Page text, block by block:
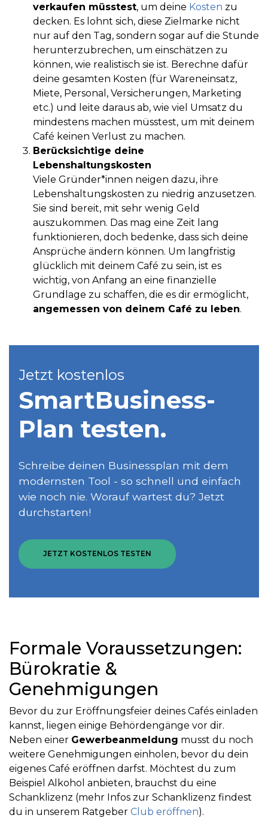
verkaufen müsstest, um deine Kosten zu
decken. Es lohnt sich, diese Zielmarke nicht
nur auf den Tag, sondern sogar auf die Stunde
herunterzubrechen, um einschätzen zu
können, wie realistisch sie ist. Berechne dafür
deine gesamten Kosten (für Wareneinsatz,
Miete, Personal, Versicherungen, Marketing
etc.) und leite daraus ab, wie viel Umsatz du
mindestens machen müsstest, um mit deinem
Café keinen Verlust zu machen.
Berücksichtige deine
Lebenshaltungskosten
Viele Gründer*innen neigen dazu, ihre
Lebenshaltungskosten zu niedrig anzusetzen.
Sie sind bereit, mit sehr wenig Geld
auszukommen. Das mag eine Zeit lang
funktionieren, doch bedenke, dass sich deine
Ansprüche ändern können. Um langfristig
glücklich mit deinem Café zu sein, ist es
wichtig, von Anfang an eine finanzielle
Grundlage zu schaffen, die es dir ermöglicht,
angemessen von deinem Café zu leben.
Jetzt kostenlos
SmartBusiness­
Plan testen.
Schreibe deinen Businessplan mit dem
modernsten Tool - so schnell und einfach
wie noch nie. Worauf wartest du? Jetzt
durchstarten!
JETZT KOSTENLOS TESTEN
Formale Voraussetzungen:
Bürokratie &
Genehmigungen
Bevor du zur Eröffnungsfeier deines Cafés einladen
kannst, liegen einige Behördengänge vor dir.
Neben einer Gewerbeanmeldung musst du noch
weitere Genehmigungen einholen, bevor du dein
eigenes Café eröffnen darfst. Möchtest du zum
Beispiel Alkohol anbieten, brauchst du eine
Schanklizenz (mehr Infos zur Schanklizenz findest
du in unserem Ratgeber Club eröffnen).